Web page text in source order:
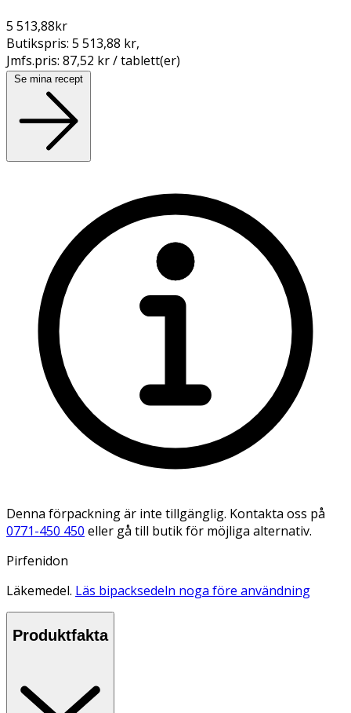
5 513,88kr
Butikspris: 5 513,88 kr,
Jmfs.pris: 87,52 kr / tablett(er)
Se mina recept
Denna förpackning är inte tillgänglig. Kontakta oss på
0771-450 450 eller gå till butik för möjliga alternativ.
Pirfenidon
Läkemedel. Läs bipacksedeln noga före användning
Produktfakta